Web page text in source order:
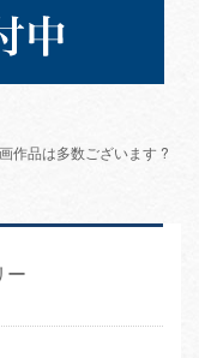
作品は多数ございます ?
ー